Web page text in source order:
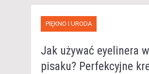
PIĘKNO I URODA
Jak używać eyelinera w
pisaku? Perfekcyjne